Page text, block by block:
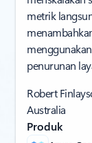
metrik
penurunan
Robert
Australia
Produk